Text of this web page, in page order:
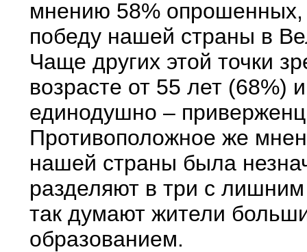
мнению 58% опрошенных,
победу нашей страны в
Чаще других этой точки
возрасте от 55 лет (68%)
единодушно –
Противоположное же
нашей страны была
разделяют в три с
так думают жители
образованием.